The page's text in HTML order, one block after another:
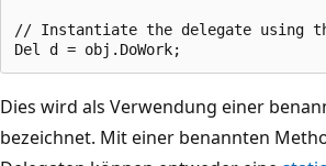
// Instantiate the delegate using
Dies wird als Verwendung einer
bezeichnet. Mit einer benannten